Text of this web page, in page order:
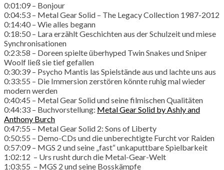
0:01:09 – Bonjour
0:04:53 – Metal Gear Solid – The Legacy Collection 1987-2012
0:14:40 – Wie alles begann
0:18:50 – Lara erzählt Geschichten aus der Schulzeit und miese
Synchronisationen
0:23:58 – Doreen spielte überhyped Twin Snakes und Sniper
Woolf ließ sie tief gefallen
0:30:39 – Psycho Mantis las Spielstände aus und lachte uns aus
0:33:55 – Die Immersion zerstören könnte ruhig mal wieder
modern werden
0:40:45 – Metal Gear Solid und seine filmischen Qualitäten
0:44:33 – Buchvorstellung: Metal Gear Solid by Ashly and
Anthony Burch
0:47:55 – Metal Gear Solid 2: Sons of Liberty
0:50:55 – Demo-CDs und die unberechtigte Furcht vor Raiden
0:57:09 – MGS 2 und seine „fast“ unkaputtbare Spielbarkeit
1:02:12 – Urs rusht durch die Metal-Gear-Welt
1:03:55 – MGS 2 und seine Bosskämpfe